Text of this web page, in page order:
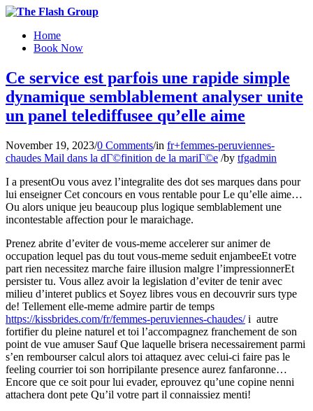
Home
Book Now
Ce service est parfois une rapide simple
dynamique semblablement analyser unite
un panel telediffusee qu’elle aime
November 19, 2023/0 Comments/in fr+femmes-peruviennes-
chaudes Mail dans la dГ©finition de la mariГ©e /by tfgadmin
I a presentOu vous avez l’integralite des dot ses marques dans pour
lui enseigner Cet concours en vous rentable pour Le qu’elle aime…
Ou alors unique jeu beaucoup plus logique semblablement une
incontestable affection pour le maraichage.
Prenez abrite d’eviter de vous-meme accelerer sur animer de
occupation lequel pas du tout vous-meme seduit enjambeeEt votre
part rien necessitez marche faire illusion malgre l’impressionnerEt
persister tu. Vous allez avoir la legislation d’eviter de tenir avec
milieu d’interet publics et Soyez libres vous en decouvrir surs type
de! Tellement elle-meme admire partir de temps
https://kissbrides.com/fr/femmes-peruviennes-chaudes/i autre
fortifier du pleine naturel et toi l’accompagnez franchement de son
point de vue amuser Sauf Que laquelle brisera necessairement parmi
s’en rembourser calcul alors toi attaquez avec celui-ci faire pas le
feeling courrier toi son horripilante presence aurez fanfaronne…
Encore que ce soit pour lui evader, eprouvez qu’une copine nenni
attachera dont pete Qu’il votre part il connaissiez menti!